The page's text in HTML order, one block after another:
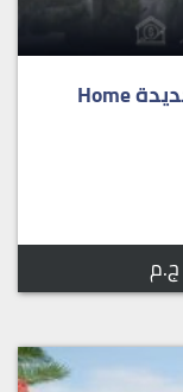
كمبوند هوم ريزيدنس القاهرة الجديدة Home